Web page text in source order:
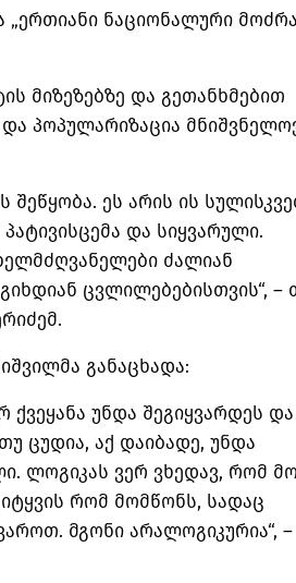
ნაციონალური
მიზეზებზე და გეთანხმებით
პოპულარიზაცია
ეს არის ის
და სიყვარული.
ძალიან
ცვლილებებისთვის“, –
განაცხადა:
ქვეყანა უნდა შეგიყვარდეს
ცუდია, აქ დაიბადე, უნდა
ლოგიკას ვერ ვხედავ, რომ
რომ მომწონს, სადაც
მგონი არალოგიკურია“,